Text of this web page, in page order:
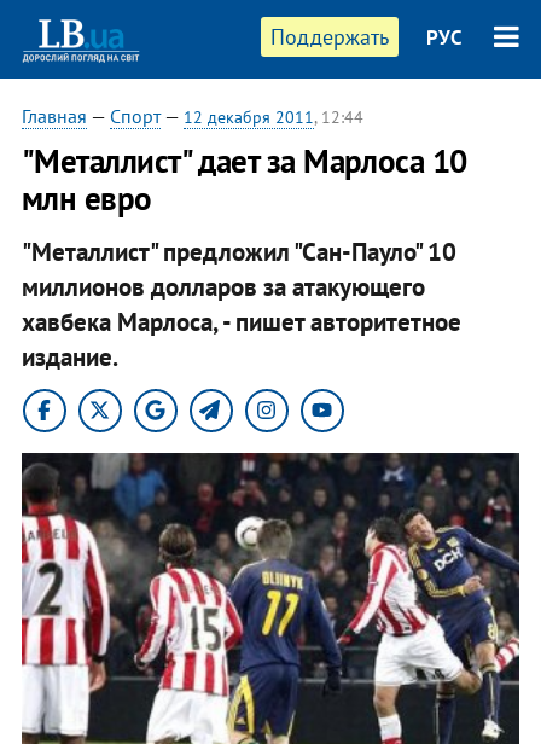
Поддержать РУС
Главная — Спорт— 12 декабря 2011, 12:44
"Металлист" дает за Марлоса 10
млн евро
"Металлист" предложил "Сан-Пауло" 10
миллионов долларов за атакующего
хавбека Марлоса, - пишет авторитетное
издание.